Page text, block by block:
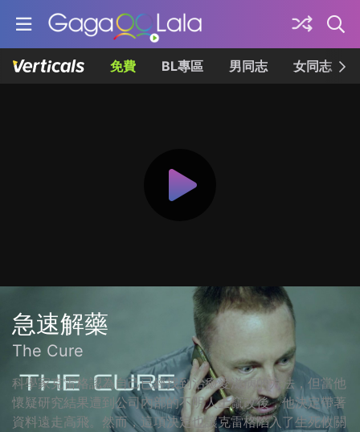
免費 BL專區 男同志 女同志
急速解藥
The Cure
科學家克雷格認為自己已經找到治癒愛滋病的方法，但當他
懷疑研究結果遭到公司內部的不明人士竄改後，他決定帶著
資料遠走高飛。然而，這項決定也讓克雷格陷入了生死攸關